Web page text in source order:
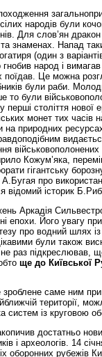
народів були
Для слов’ян
знаменах. Напад
(один з
народ і
поїдав. Це можна
були раби.
то були
перші століття нової
монет тих часів
на природних
військовополонених
Кожум’яка,
гігантську
про
відомий історик
Аркадія
епохи. Його увагу
про водний шлях
були також
раз підкреслював,
ще до Київської
саме ним
території,
систем із круговою
достатньо
і археологів. 14
оборонних рубежів